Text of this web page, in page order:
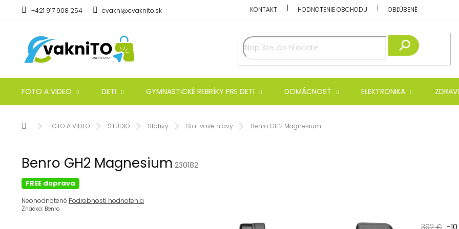
+421 917 908 254 cvakni@cvaknito.sk KONTAKT HODNOTENIE OBCHODU OBĽÚBENÉ
FOTO A VIDEO DETI GYMNASTICKÉ REBRÍKY PRE DETI DOMÁCNOSŤ ELEKTRONIKA
DomovFOTO A VIDEO ŠTÚDIO Statívy Stativové hlavy Benro GH2 Magnesium
Benro GH2 Magnesium 230182
FREE doprava
Priemerné
hodnotenie
Neohodnotené Podrobnosti hodnotenia
Značka: Benro